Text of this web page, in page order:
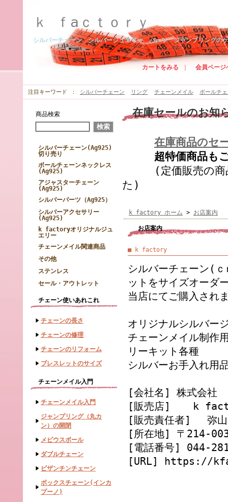
ｋ ｆaｃｔｏｒｙ
シルバーチェーン シルバージュエリー パーツ ジャンプリングの
カートをみる 会員ページ
注目キーワード シルバーチェーン リング チェーンメイル ボールチ
商品検索
シルバーチェーン(Ag925)
切り売り
ボールチェーンネックレス
(Ag925)
アジャスターチェーン
(Ag925)
シルバーパーツ（Ag925）
シルバーアクセサリー
(Ag925)
k factoryオリジナルジュ
エリー
チェーンメイル関連商品
その他
ステンレス
セール・アウトレット
チェーン使いあれこれ
チェーンの長さ
チェーンの修理
チェーンのリフォーム
ブレスレットのサイズ
チェーンメイル入門
チェーンメイル入門
ジャンプリング（丸カ
ン）の開閉
メビウスボール
ダブルチェーン
ビザンチンチェーン
ボックスチェーン(インカ
プーノ)
在庫セールのお知
在庫商品のセ
超特価商品もご
(定価販売の商品
た)
k factory ホーム > お店案内
お店案内
■ k factory
シルバーチェーン(
ットをサイズオーダ
当店にてご購入され
オリジナルシルバー
チェーンメイル制作
リーキット各種
シルバーお手入れ用
[会社名] 株式会
[販売店] k
[販売責任者] 弥
[所在地] 〒214-
[電話番号] 044-
[URL] https://